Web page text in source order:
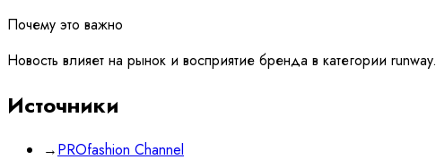
Почему это важно
Новость влияет на рынок и восприятие бренда в категории runway.
Источники
→PROfashion Channel